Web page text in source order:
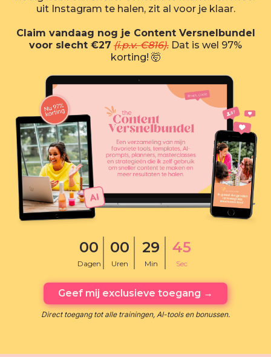
uit Instagram te halen, zit al voor je klaar.
Claim vandaag nog je Content Versnelbundel
voor slecht €27 (i.p.v. €816). Dat is wel 97%
korting! 🤯
00
Dagen
00
Uren
29
Min
45
Sec
Geef mij exclusieve toegang →
Direct toegang tot alle trainingen, AI-tools en bonussen.